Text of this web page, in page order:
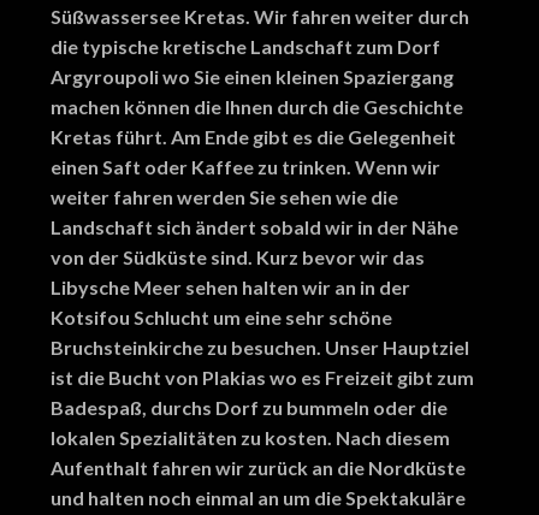
Süßwassersee Kretas. Wir fahren weiter durch
die typische kretische Landschaft zum Dorf
Argyroupoli wo Sie einen kleinen Spaziergang
machen können die Ihnen durch die Geschichte
Kretas führt. Am Ende gibt es die Gelegenheit
einen Saft oder Kaffee zu trinken. Wenn wir
weiter fahren werden Sie sehen wie die
Landschaft sich ändert sobald wir in der Nähe
von der Südküste sind. Kurz bevor wir das
Libysche Meer sehen halten wir an in der
Kotsifou Schlucht um eine sehr schöne
Bruchsteinkirche zu besuchen. Unser Hauptziel
ist die Bucht von Plakias wo es Freizeit gibt zum
Badespaß, durchs Dorf zu bummeln oder die
lokalen Spezialitäten zu kosten. Nach diesem
Aufenthalt fahren wir zurück an die Nordküste
und halten noch einmal an um die Spektakuläre